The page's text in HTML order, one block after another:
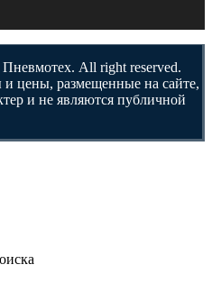
All right reserved.
цены, размещенные на сайте,
и не являются публичной